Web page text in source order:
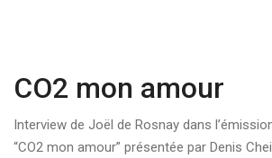
CO2 mon amour
Interview de Joël de Rosnay dans
“CO2 mon amour” présentée par Denis